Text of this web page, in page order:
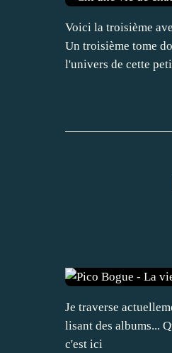
Voici la troisième
Un troisième tome
l'univers de cette
Je traverse
lisant des albums...
c'est ici